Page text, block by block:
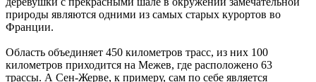
природы являются одними из самых старых курортов во
Франции.
Область объединяет 450 километров трасс, из них 100
километров приходится на Межев, где расположено 63
трассы. А Сен-Жерве, к примеру, сам по себе является